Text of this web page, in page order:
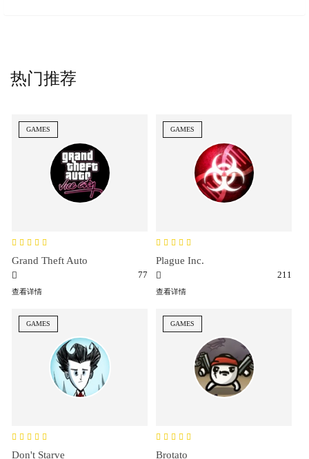
热门推荐
GAMES
Grand Theft Auto
77
查看详情
GAMES
Plague Inc.
211
查看详情
GAMES
Don't Starve
GAMES
Brotato